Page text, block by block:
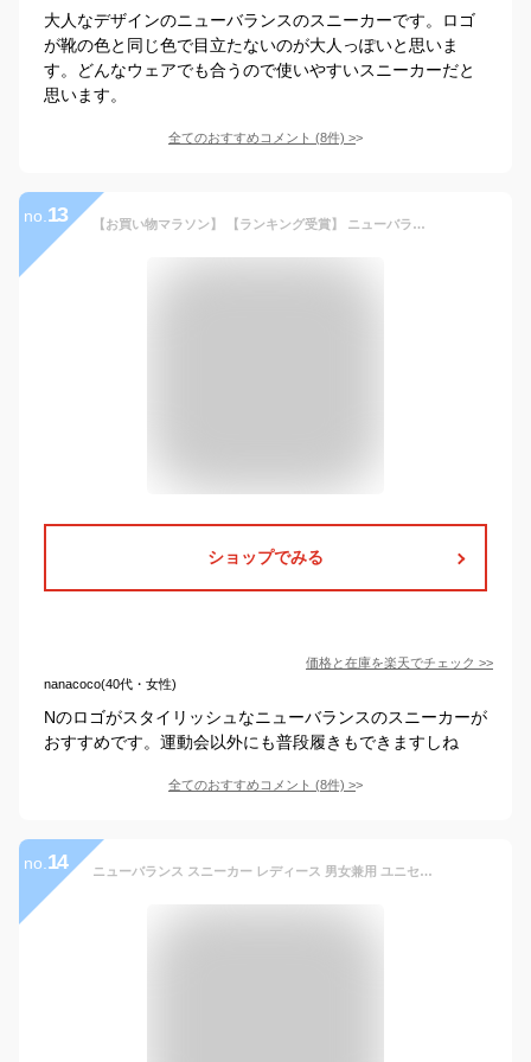
大人なデザインのニューバランスのスニーカーです。ロゴ
が靴の色と同じ色で目立たないのが大人っぽいと思いま
す。どんなウェアでも合うので使いやすいスニーカーだと
思います。
全てのおすすめコメント (8件) >
no. 13 【お買い物マラソン】 【ランキング受賞】 ニューバランス スニーカー メンズ レディース W373 WL373 new balance WIDTH:B レトロ 細身幅 靴 シューズ
ショップでみる
価格と在庫を楽天でチェック >>
nanacoco(40代・女性)
Nのロゴがスタイリッシュなニューバランスのスニーカーが
おすすめです。運動会以外にも普段履きもできますしね
全てのおすすめコメント (8件) >
no. 14 ニューバランス スニーカー レディース 男女兼用 ユニセックス 靴 白 ホワイト 軽量 軽い シンプル おしゃれ コート 大きいサイズ 通勤 通学 new balance CT30 NB